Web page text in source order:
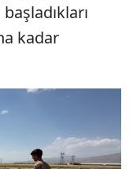
kadar